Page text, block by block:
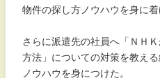
物件の探し方ノウハウを身に着
さらに派遣先の社員へ「ＮＨ
方法」についての対策を教え
ノウハウを身につけた。